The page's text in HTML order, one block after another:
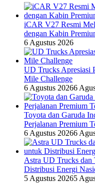
iCAR V27 Resmi
dengan Kabin
6 Agustus 2026
UD Trucks Apresiasi
Mile Challenge
6 Agustus 20266
Toyota dan Garuda
Perjalanan Premium
6 Agustus 20266
Astra UD Trucks dan
Distribusi Energi
5 Agustus 20265